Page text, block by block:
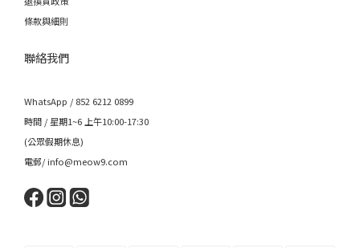
條款與細則
聯絡我們
WhatsApp / 852 6212 0899
時間 / 星期1~6 上午10:00-17:30
(公眾假期休息)
電郵/ info@meow9.com